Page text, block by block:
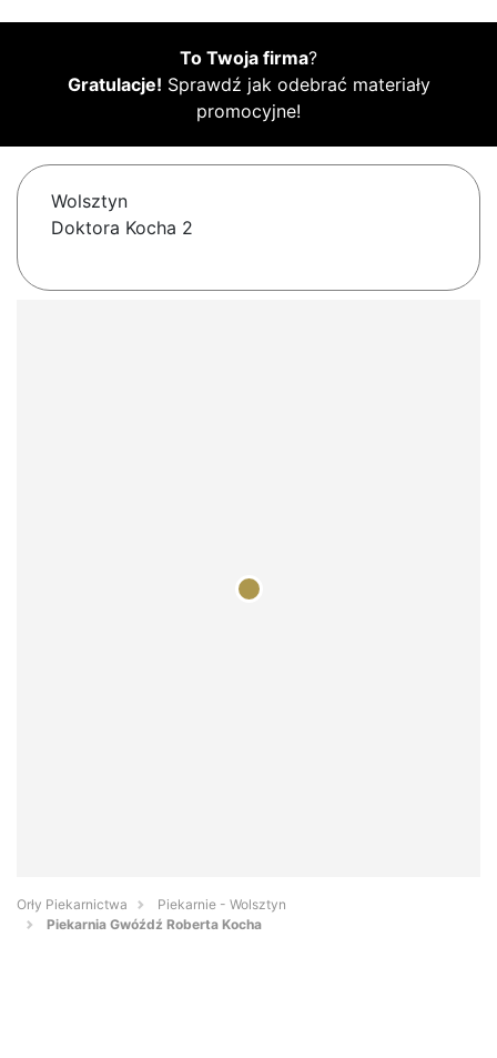
To Twoja firma?
Gratulacje! Sprawdź jak odebrać materiały
promocyjne!
Wolsztyn
Doktora Kocha 2
Orły Piekarnictwa
Piekarnie - Wolsztyn
Piekarnia Gwóźdź Roberta Kocha